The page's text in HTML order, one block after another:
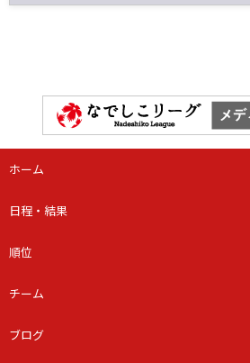
ホーム
日程・結果
順位
チーム
ブログ